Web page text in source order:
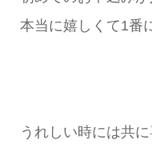
本当に嬉しくて1番
うれしい時には共に